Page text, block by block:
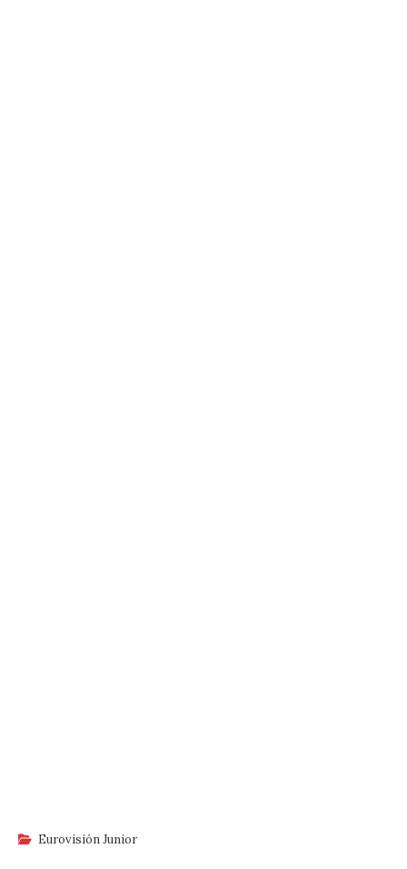
Eurovisión Junior